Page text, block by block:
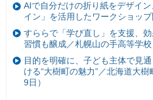
AIで自分だけの折り紙をデザイ
イン」を活用したワークショッ
すららで「学び直し」を支援、
習慣も醸成／札幌山の手高等学校
目的を明確に、子ども主体で見
ける“大樹町の魅力”／北海道大
9日）